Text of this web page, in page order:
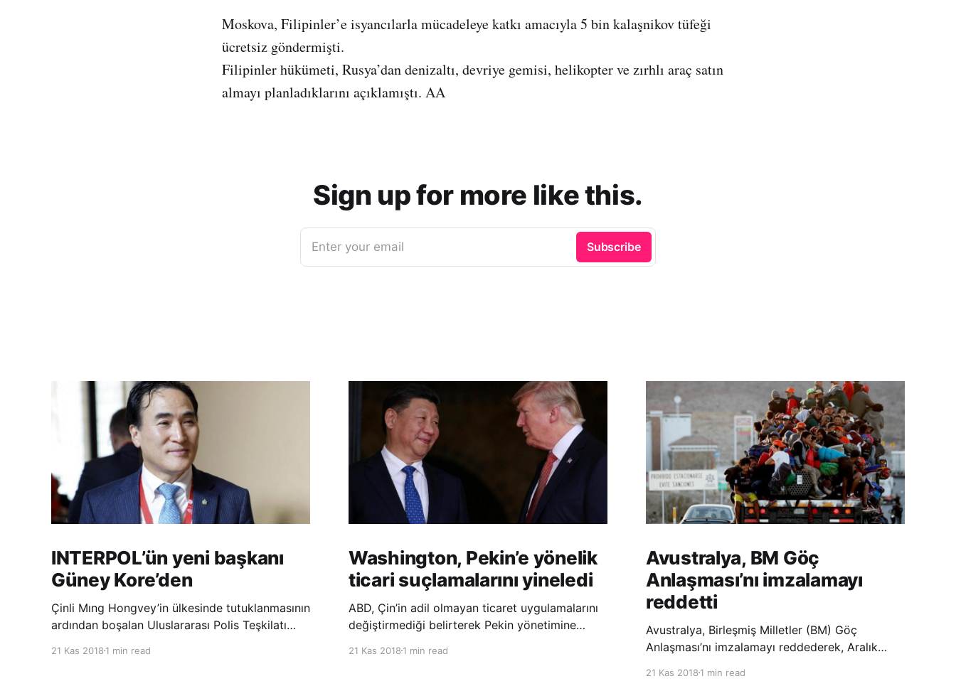
Moskova, Filipinler’e isyancılarla mücadeleye katkı amacıyla 5 bin kalaşnikov tüfeği
ücretsiz göndermişti.
Filipinler hükümeti, Rusya’dan denizaltı, devriye gemisi, helikopter ve zırhlı araç satın
almayı planladıklarını açıklamıştı. AA
Sign up for more like this.
Enter your email Subscribe
INTERPOL’ün yeni başkanı
Güney Kore’den
Çinli Mıng Hongvey’in ülkesinde tutuklanmasının
ardından boşalan Uluslararası Polis Teşkilatı
Jong Yang seçildi. INTERPOL Genel Kurulu’nun
21 Kas 2018 1 min read
Washington, Pekin’e yönelik
ticari suçlamalarını yineledi
ABD, Çin’in adil olmayan ticaret uygulamalarını
değiştirmediği belirterek Pekin yönetimine
Temsilciliği’nin Çin’in fikri mülkiyet ve teknoloji
21 Kas 20181 min read
Avustralya, BM Göç
Anlaşması’nı imzalamayı
reddetti
Avustralya, Birleşmiş Milletler (BM) Göç
Anlaşması’nı imzalamayı reddederek, Aralık
konferansta BM üyesi ülkeler tarafından
21 Kas 20181 min read